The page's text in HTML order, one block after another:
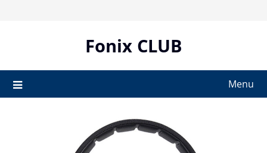
Fonix CLUB
Menu